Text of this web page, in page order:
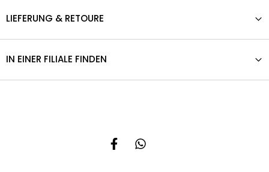
LIEFERUNG & RETOURE
IN EINER FILIALE FINDEN